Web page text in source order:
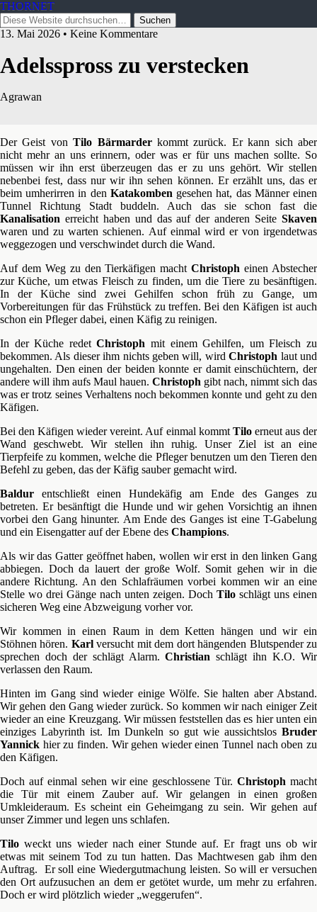
THORNET
13. Mai 2026 • Keine Kommentare
Adelsspross zu verstecken
Agrawan
Der Geist vonTilo Bärmarderkommt zurück. Er kann sich aber
nicht mehr an uns erinnern, oder was er für uns machen sollte. So
müssen wir ihn erst überzeugen das er zu uns gehört. Wir stellen
nebenbei fest, dass nur wir ihn sehen können. Er erzählt uns, das er
beim umherirren in den Katakomben gesehen hat, das Männer einen
Tunnel Richtung Stadt buddeln. Auch das sie schon fast die
Kanalisation erreicht haben und das auf der anderen Seite Skaven
waren und zu warten schienen. Auf einmal wird er von irgendetwas
weggezogen und verschwindet durch die Wand.
Auf dem Weg zu den Tierkäfigen machtChristoph einen Abstecher
zur Küche, um etwas Fleisch zu finden, um die Tiere zu besänftigen.
In der Küche sind zwei Gehilfen schon früh zu Gange, um
Vorbereitungen für das Frühstück zu treffen. Bei den Käfigen ist auch
schon ein Pfleger dabei, einen Käfig zu reinigen.
In der Küche redetChristoph mit einem Gehilfen, um Fleisch zu
bekommen. Als dieser ihm nichts geben will, wirdChristoph laut und
ungehalten. Den einen der beiden konnte er damit einschüchtern, der
andere will ihm aufs Maul hauen. Christoph gibt nach, nimmt sich das
was er trotz seines Verhaltens noch bekommen konnte und geht zu den
Käfigen.
Bei den Käfigen wieder vereint. Auf einmal kommt Tiloerneut aus der
Wand geschwebt. Wir stellen ihn ruhig. Unser Ziel ist an eine
Tierpfeife zu kommen, welche die Pfleger benutzen um den Tieren den
Befehl zu geben, das der Käfig sauber gemacht wird.
Baldur entschließt einen Hundekäfig am Ende des Ganges zu
betreten. Er besänftigt die Hunde und wir gehen Vorsichtig an ihnen
vorbei den Gang hinunter. Am Ende des Ganges ist eine T-Gabelung
und ein Eisengatter auf der Ebene des Champions.
Als wir das Gatter geöffnet haben, wollen wir erst in den linken Gang
abbiegen. Doch da lauert der große Wolf. Somit gehen wir in die
andere Richtung. An den Schlafräumen vorbei kommen wir an eine
Stelle wo drei Gänge nach unten zeigen. Doch Tilo schlägt uns einen
sicheren Weg eine Abzweigung vorher vor.
Wir kommen in einen Raum in dem Ketten hängen und wir ein
Stöhnen hören. Karlversucht mit dem dort hängenden Blutspender zu
sprechen doch der schlägt Alarm.Christian schlägt ihn K.O. Wir
verlassen den Raum.
Hinten im Gang sind wieder einige Wölfe. Sie halten aber Abstand.
Wir gehen den Gang wieder zurück. So kommen wir nach einiger Zeit
wieder an eine Kreuzgang. Wir müssen feststellen das es hier unten ein
einziges Labyrinth ist. Im Dunkeln so gut wie aussichtslos Bruder
Yannick hier zu finden. Wir gehen wieder einen Tunnel nach oben zu
den Käfigen.
Doch auf einmal sehen wir eine geschlossene Tür.Christoph macht
die Tür mit einem Zauber auf. Wir gelangen in einen großen
Umkleideraum. Es scheint ein Geheimgang zu sein. Wir gehen auf
unser Zimmer und legen uns schlafen.
Tilo weckt uns wieder nach einer Stunde auf. Er fragt uns ob wir
etwas mit seinem Tod zu tun hatten. Das Machtwesen gab ihm den
Auftrag. Er soll eine Wiedergutmachung leisten. So will er versuchen
den Ort aufzusuchen an dem er getötet wurde, um mehr zu erfahren.
Doch er wird plötzlich wieder „weggerufen“.